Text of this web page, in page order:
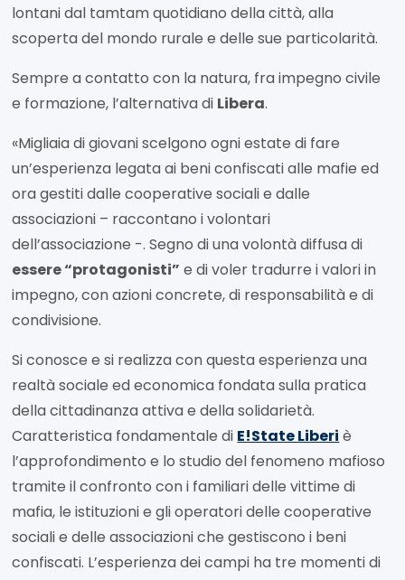
lontani dal tamtam quotidiano della città, alla
scoperta del mondo rurale e delle sue particolarità.
Sempre a contatto con la natura, fra impegno civile
e formazione, l’alternativa di Libera.
«Migliaia di giovani scelgono ogni estate di fare
un’esperienza legata ai beni confiscati alle mafie ed
ora gestiti dalle cooperative sociali e dalle
associazioni – raccontano i volontari
dell’associazione -. Segno di una volontà diffusa di
essere “protagonisti” e di voler tradurre i valori in
impegno, con azioni concrete, di responsabilità e di
condivisione.
Si conosce e si realizza con questa esperienza una
realtà sociale ed economica fondata sulla pratica
della cittadinanza attiva e della solidarietà.
Caratteristica fondamentale di E!State Liberi è
l’approfondimento e lo studio del fenomeno mafioso
tramite il confronto con i familiari delle vittime di
mafia, le istituzioni e gli operatori delle cooperative
sociali e delle associazioni che gestiscono i beni
confiscati. L’esperienza dei campi ha tre momenti di